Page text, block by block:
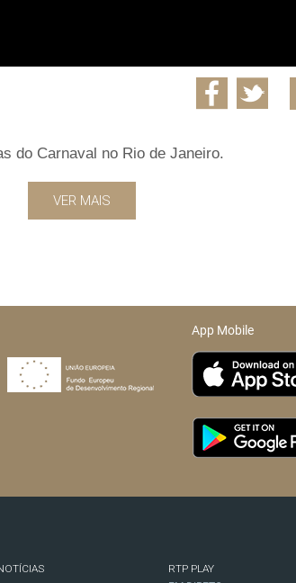
do Carnaval no Rio de Janeiro.
VER MAIS
App Mobile
RTP PLAY